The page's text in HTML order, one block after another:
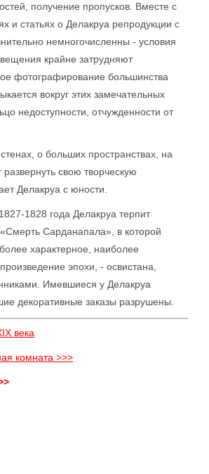
получение пропусков. Вместе с
и статьях о Делакруа репродукции с
немногочисленны - условия
крайне затрудняют
фотографирование большинства
вокруг этих замечательных
недоступности, отчужденности от
о больших пространствах, на
свою творческую
Делакруа с юности.
1828 года Делакруа терпит
Сарданапала», в которой
характерное, наиболее
эпохи, - освистана,
Имевшиеся у Делакруа
декоративные заказы разрушены.
века
комната >>>